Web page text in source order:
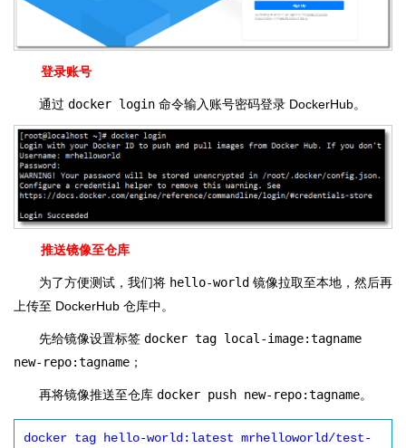
登录账号
通过 docker login 命令输入账号密码登录 DockerHub。
推送镜像至仓库
为了方便测试，我们将 hello-world 镜像拉取至本地，然后再
上传至 DockerHub 仓库中。
先给镜像设置标签 docker tag local-image:tagname
new-repo:tagname ；
再将镜像推送至仓库 docker push new-repo:tagname。
docker tag hello-world:latest mrhelloworld/test-